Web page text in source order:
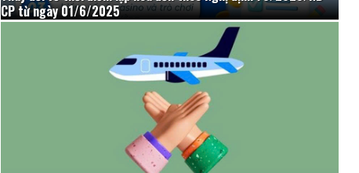
CP từ ngày 01/6/2025